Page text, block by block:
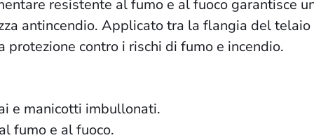
resistente al fumo e al fuoco garantisce
antincendio. Applicato tra la flangia del
contro i rischi di fumo e incendio.
e manicotti imbullonati.
fumo e al fuoco.